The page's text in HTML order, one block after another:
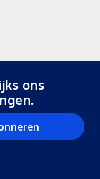
ons